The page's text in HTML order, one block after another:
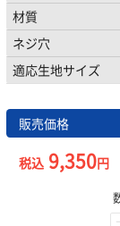
材質
ネジ穴
適応生地サイズ
販売価格
税込9,350円